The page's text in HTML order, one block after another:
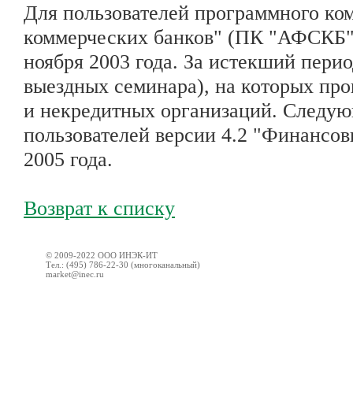
Для пользователей программного
коммерческих банков" (ПК
ноября 2003 года. За истекший
выездных семинара), на которых
и некредитных организаций.
пользователей версии 4.2
2005 года.
Возврат к списку
© 2009-2022 ООО ИНЭК-ИТ
Тел.: (495) 786-22-30 (многоканальный)
market@inec.ru